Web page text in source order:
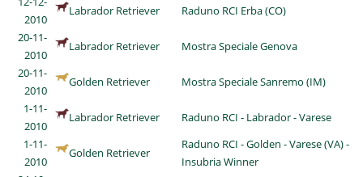
2010
Labrador Retriever
Raduno RCI Erba (CO)
20-11-
2010
Labrador Retriever
Mostra Speciale Genova
20-11-
2010
Golden Retriever
Mostra Speciale Sanremo (IM)
1-11-
2010
Labrador Retriever
Raduno RCI - Labrador - Varese
1-11-
2010
Golden Retriever
Raduno RCI - Golden - Varese (VA) -
Insubria Winner